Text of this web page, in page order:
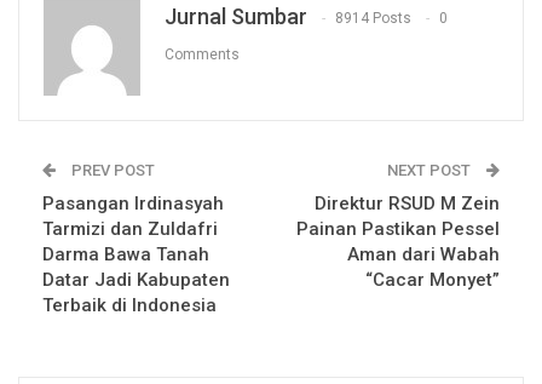
Jurnal Sumbar 8914 Posts 0
Comments
PREV POST
Pasangan Irdinasyah
Tarmizi dan Zuldafri
Darma Bawa Tanah
Datar Jadi Kabupaten
Terbaik di Indonesia
NEXT POST
Direktur RSUD M Zein
Painan Pastikan Pessel
Aman dari Wabah
“Cacar Monyet”